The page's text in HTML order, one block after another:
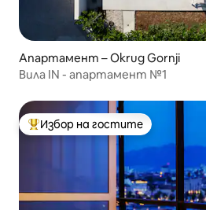
Апартамент – Okrug Gornji
Вила IN - апартамент №1
Най-популярен избор на гостите
Избор на гостите